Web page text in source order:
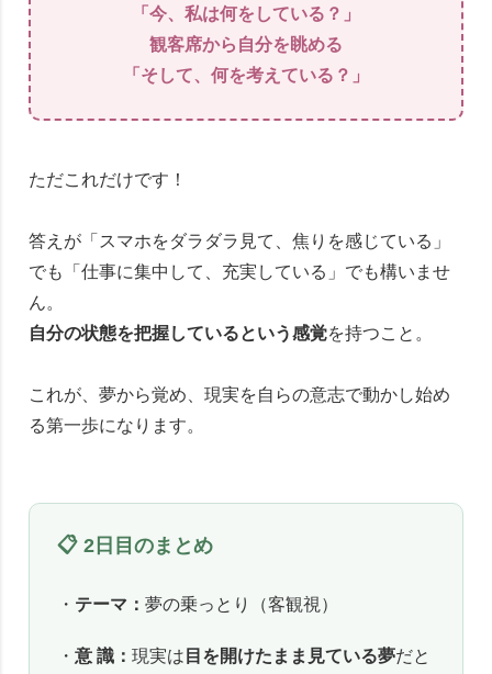
「今、私は何をしている？」
観客席から自分を眺める
「そして、何を考えている？」
ただこれだけです！
答えが「スマホをダラダラ見て、焦りを感じている」
でも「仕事に集中して、充実している」でも構いませ
ん。
自分の状態を把握しているという感覚を持つこと。
これが、夢から覚め、現実を自らの意志で動かし始め
る第一歩になります。
📋 2日目のまとめ
・ テーマ： 夢の乗っとり（客観視）
・ 意 識： 現実は 目を開けたまま見ている夢だと